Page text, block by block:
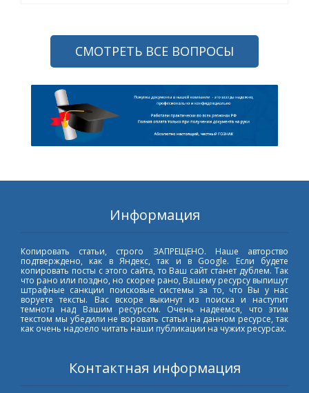
СМОТРЕТЬ ВСЕ ВОПРОСЫ
Информация
Копировать статьи, строго ЗАПРЕЩЕНО. Наше авторство
подтверждено, как в Яндекс, так и в Google. Если будете
копировать посты с этого сайта, то Ваш сайт станет дублем. Так
что рано или поздно, но скорее рано, Вашему ресурсу выпишут
штрафные санкции поисковые системы за то, что Вы у нас
воруете тексты. Вас вскоре выкинут из поиска и наступит
темнота над Вашим ресурсом. Очень надеемся, что этим
текстом мы убедили не воровать статьи на данном ресурсе, так
как очень надоело читать наши публикации на чужих ресурсах.
Контактная информация